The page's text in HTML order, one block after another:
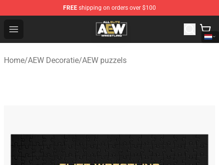
FREE shipping on orders over $100
Open menu
Aew Shop ⚡️ Official Aew Merchandise Store
Home/AEW Decoratie/AEW puzzels